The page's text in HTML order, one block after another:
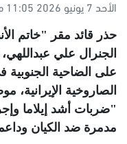
الأحد 7 يونيو 2026 11:05 م
حذر قائد مقر "خاتم
الجنرال علي
على الضاحية الجنوبية
الصاروخية
"ضربات أشد إيلاما
مدمرة ضد الكيان